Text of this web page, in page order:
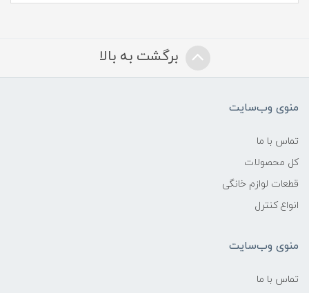
برگشت به بالا
منوی وب‌سایت
تماس با ما
کل محصولات
قطعات لوازم خانگی
انواع کنترل
منوی وب‌سایت
تماس با ما